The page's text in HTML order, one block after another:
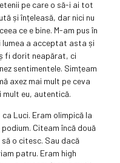
pe care o să-i ai tot
și înțeleasă, dar nici nu
ce e bine. M-am pus în
lumea a acceptat asta și
fi dorit neapărat, ci
sentimentele. Simțeam
axez mai mult pe ceva
mult eu, autentică.
ca Luci. Eram olimpică la
Citeam încă două
o citesc. Sau dacă
patru. Eram high